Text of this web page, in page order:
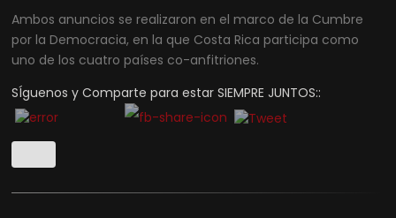
Ambos anuncios se realizaron en el marco de la Cumbre
por la Democracia, en la que Costa Rica participa como
uno de los cuatro países co-anfitriones.
SÍguenos y Comparte para estar SIEMPRE JUNTOS::